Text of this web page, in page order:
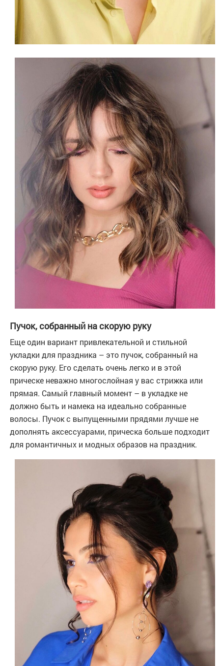
Пучок, собранный на скорую руку
Еще один вариант привлекательной и стильной
укладки для праздника – это пучок, собранный на
скорую руку. Его сделать очень легко и в этой
прическе неважно многослойная у вас стрижка или
прямая. Самый главный момент – в укладке не
должно быть и намека на идеально собранные
волосы. Пучок с выпущенными прядями лучше не
дополнять аксессуарами, прическа больше подходит
для романтичных и модных образов на праздник.